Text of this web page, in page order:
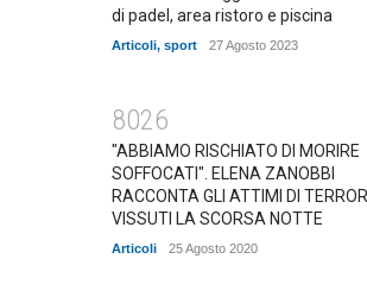
di padel, area ristoro e piscina
Articoli, sport 27 Agosto 2023
8026
"ABBIAMO RISCHIATO DI MORIRE
SOFFOCATI". ELENA ZANOBBI
RACCONTA GLI ATTIMI DI
VISSUTI LA SCORSA NOTTE
Articoli 25 Agosto 2020